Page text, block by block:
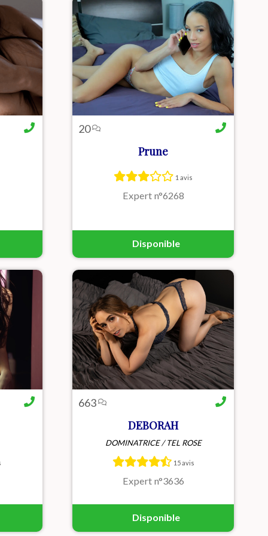
et
20
Prune
1 avis
Expert n°6268
Prune, coquine et authentique,
se donne totalement quand
quelqu’un la passionne. Une voix
Disponible
je
663
DEBORAH
DOMINATRICE / TEL ROSE
15 avis
Expert n°3636
Déborah, ex-hôtesse de l’air
sensuelle et sans tabous, t’invite
à une conversation chaude,
complice et inoubliable.
Disponible